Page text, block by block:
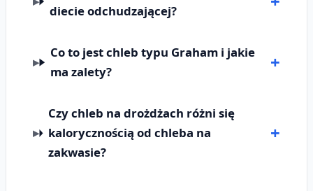
diecie odchudzającej?
Co to jest chleb typu Graham i jakie
ma zalety?
Czy chleb na drożdżach różni się
kalorycznością od chleba na
zakwasie?